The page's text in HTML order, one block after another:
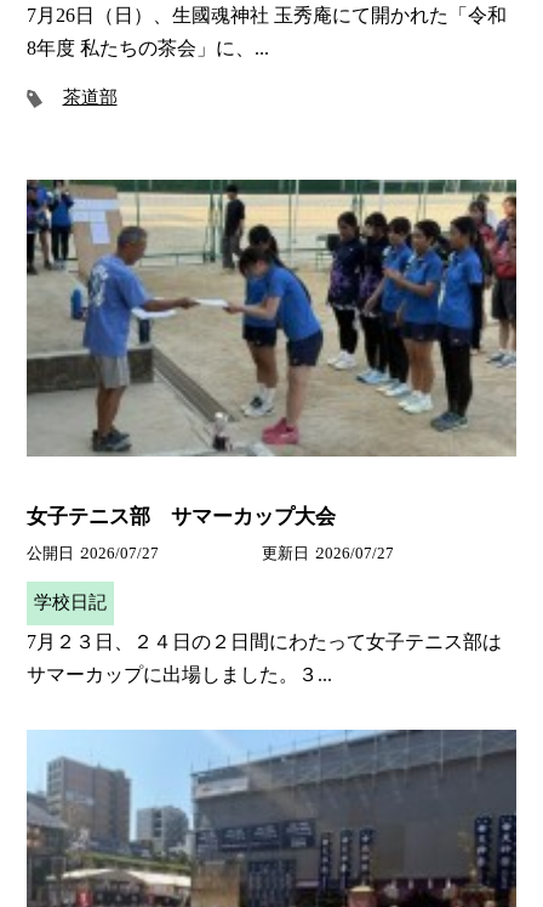
7月26日（日）、生國魂神社 玉秀庵にて開かれた「令和
8年度 私たちの茶会」に、...
茶道部
女子テニス部 サマーカップ大会
公開日 2026/07/27 更新日 2026/07/27
学校日記
7月２３日、２４日の２日間にわたって女子テニス部は
サマーカップに出場しました。３...